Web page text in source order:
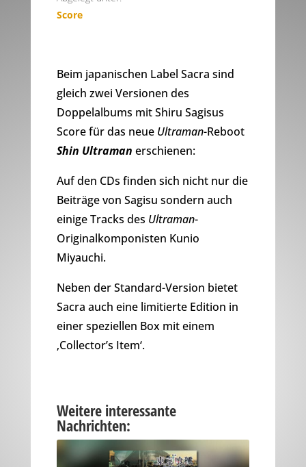
Score
Beim japanischen Label Sacra sind
gleich zwei Versionen des
Doppelalbums mit Shiru Sagisus
Score für das neue Ultraman-Reboot
Shin Ultraman erschienen:
Auf den CDs finden sich nicht nur die
Beiträge von Sagisu sondern auch
einige Tracks des Ultraman-
Originalkomponisten Kunio
Miyauchi.
Neben der Standard-Version bietet
Sacra auch eine limitierte Edition in
einer speziellen Box mit einem
‚Collector’s Item‘.
Weitere interessante
Nachrichten: